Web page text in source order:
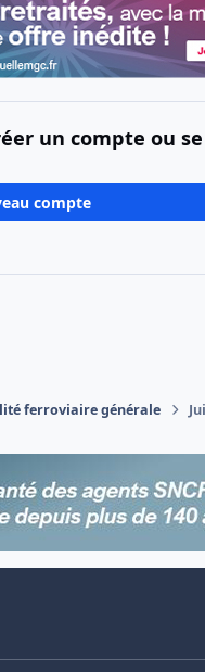
un compte ou
compte
ferroviaire générale